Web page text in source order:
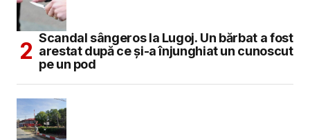
Scandal sângeros la Lugoj. Un bărbat a fost
arestat după ce și-a înjunghiat un cunoscut
pe un pod